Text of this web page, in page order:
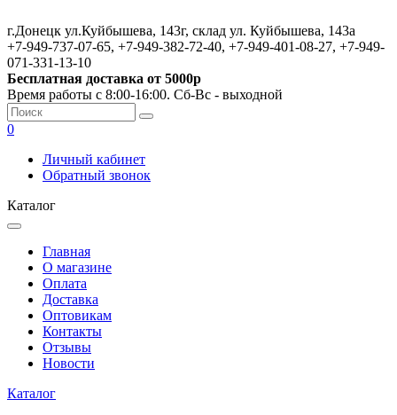
г.Донецк ул.Куйбышева, 143г, склад ул. Куйбышева, 143а
+7-949-737-07-65, +7-949-382-72-40, +7-949-401-08-27, +7-949-
071-331-13-10
Бесплатная доставка от 5000р
Время работы с 8:00-16:00. Сб-Вс - выходной
0
Личный кабинет
Обратный звонок
Каталог
Главная
О магазине
Оплата
Доставка
Оптовикам
Контакты
Отзывы
Новости
Каталог